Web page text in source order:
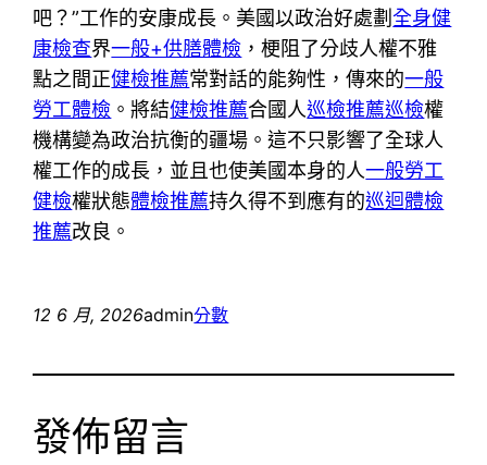
吧？”工作的安康成長。美國以政治好處劃全身健
康檢查界一般+供膳體檢 ，梗阻了分歧人權不雅
點之間正健檢推薦常對話的能夠性，傳來的一般
勞工體檢 。將結健檢推薦合國人巡檢推薦巡檢權
機構變為政治抗衡的疆場。這不只影響了全球人
權工作的成長，並且也使美國本身的人一般勞工
健檢權狀態體檢推薦持久得不到應有的巡迴體檢
推薦改良。
12 6 月, 2026admin分數
發佈留言